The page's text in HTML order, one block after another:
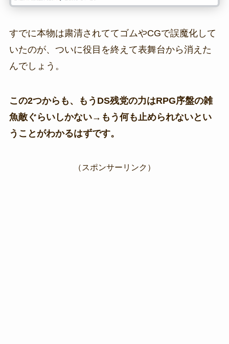
すでに本物は粛清されててゴムやCGで誤魔化して
いたのが、ついに役目を終えて表舞台から消えた
んでしょう。
この2つからも、もうDS残党の力はRPG序盤の雑
魚敵ぐらいしかない→もう何も止められないとい
うことがわかるはずです。
（スポンサーリンク）